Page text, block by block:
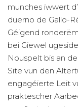
munches iwwert
duerno de Gallo-
Géigend
bei Giewel
Nouspelt bis an
Site vun den
engagéierte Leit
praktescher